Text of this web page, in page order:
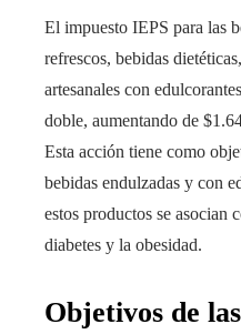
El impuesto IEPS para las
refrescos, bebidas
artesanales con
doble, aumentando de
Esta acción tiene como
bebidas endulzadas y con
estos productos se asocian
diabetes y la obesidad.
Objetivos de